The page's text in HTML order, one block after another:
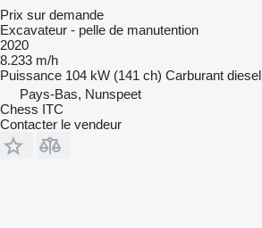
Prix sur demande
Excavateur - pelle de manutention
2020
8.233 m/h
Puissance 104 kW (141 ch) Carburant diesel
Pays-Bas, Nunspeet
Chess ITC
Contacter le vendeur